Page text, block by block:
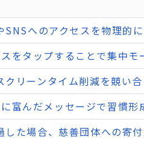
SNSへのアクセスを物理的
をタップすることで集中モ
クリーンタイム削減を競い合
富んだメッセージで習慣形
した場合、慈善団体への寄